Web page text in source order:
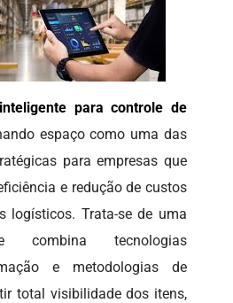
para controle de
espaço como uma das
para empresas que
e redução de custos
logísticos. Trata-se de uma
combina tecnologias
e metodologias de
total visibilidade dos itens,